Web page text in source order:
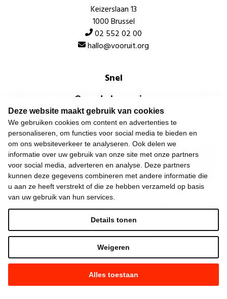
Deze website maakt gebruik van cookies
We gebruiken cookies om content en advertenties te
personaliseren, om functies voor social media te bieden en
om ons websiteverkeer te analyseren. Ook delen we
informatie over uw gebruik van onze site met onze partners
voor social media, adverteren en analyse. Deze partners
kunnen deze gegevens combineren met andere informatie die
u aan ze heeft verstrekt of die ze hebben verzameld op basis
van uw gebruik van hun services.
Alles toestaan
Weigeren
Details tonen
Pensioenen
Kinderen en jongeren
Doe mee
Keizerslaan 13
1000 Brussel
02 552 02 00
hallo@vooruit.org
Snel
Over de beweging
Algemeen
Laatste nieuws
©2026Vooruit —Privacyverklaring—Gebruiksvoorwaarden—Cookieverklaring
—Gemaakt met NationBuilder